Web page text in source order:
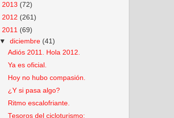
2013 (72)
2012 (261)
2011 (69)
▼diciembre (41)
Adiós 2011. Hola 2012.
Ya es oficial.
Hoy no hubo compasión.
¿Y si pasa algo?
Ritmo escalofriante.
Tesoros del cicloturismo: